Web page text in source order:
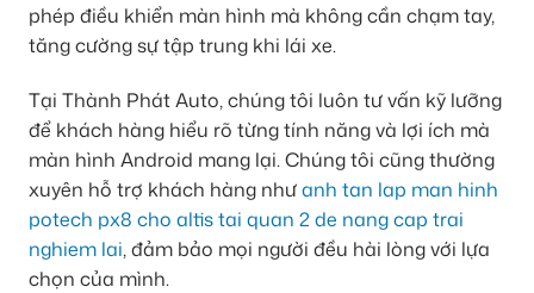
phép điều khiển màn hình mà không cần chạm tay,
tăng cường sự tập trung khi lái xe.
Tại Thành Phát Auto, chúng tôi luôn tư vấn kỹ lưỡng
để khách hàng hiểu rõ từng tính năng và lợi ích mà
màn hình Android mang lại. Chúng tôi cũng thường
xuyên hỗ trợ khách hàng nhưanh tan lap man hinh
potech px8 cho altis tai quan 2 de nang cap trai
nghiem lai, đảm bảo mọi người đều hài lòng với lựa
chọn của mình.